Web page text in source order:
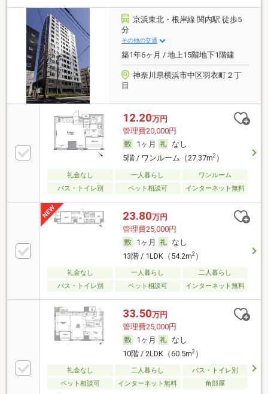
京浜東北・根岸線 関内駅 徒歩5
分
その他の交通
築1年6ヶ月 / 地上15階地下1階建
神奈川県横浜市中区羽衣町２丁
目
12.20万円
管理費20,000円
1ヶ月
なし
5階 / ワンルーム（27.37m2）
礼金なし 一人暮らし
ワンルーム
バス・トイレ別
ペット相談可 インターネット無料
23.80万円
管理費25,000円
1ヶ月
なし
13階 / 1LDK（54.2m2）
礼金なし 一人暮らし
二人暮らし
バス・トイレ別
ペット相談可 インターネット無料
33.50万円
管理費25,000円
1ヶ月
なし
10階 / 2LDK（60.5m2）
礼金なし 二人暮らし
バス・トイレ別
ペット相談可
インターネット無料 角部屋